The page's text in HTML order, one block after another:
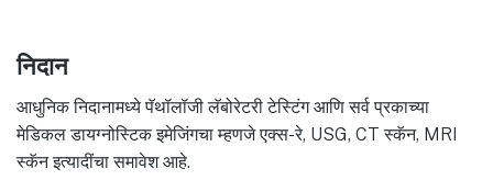
निदान
आधुनिक निदानामध्ये पॅथॉलॉजी लॅबोरेटरी टेस्टिंग आणि सर्व प्रकाच्या
मेडिकल डायग्नोस्टिक इमेजिंगचा म्हणजे एक्स-रे, USG, CT स्कॅन, MRI
स्कॅन इत्यादींचा समावेश आहे.